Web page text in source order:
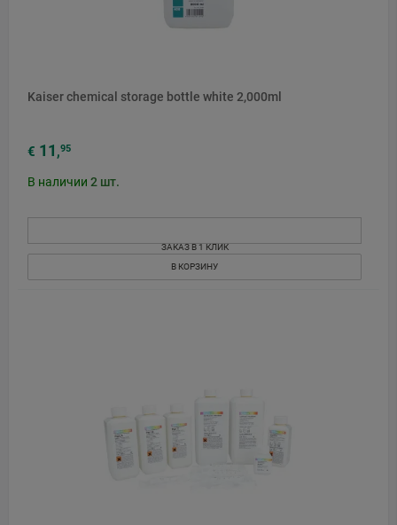
Kaiser chemical storage bottle white 2,000ml
€ 11 ,95
В наличии 2 шт.
ЗАКАЗ В 1 КЛИК
В КОРЗИНУ